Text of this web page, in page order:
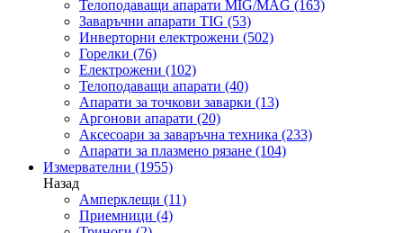
Телоподаващи апарати MIG/MAG (163)
Заваръчни апарати TIG (53)
Инверторни електрожени (502)
Горелки (76)
Електрожени (102)
Телоподаващи апарати (40)
Апарати за точкови заварки (13)
Аргонови апарати (20)
Аксесоари за заваръчна техника (233)
Апарати за плазмено рязане (104)
Измервателни (1955)
Назад
Амперклещи (11)
Приемници (4)